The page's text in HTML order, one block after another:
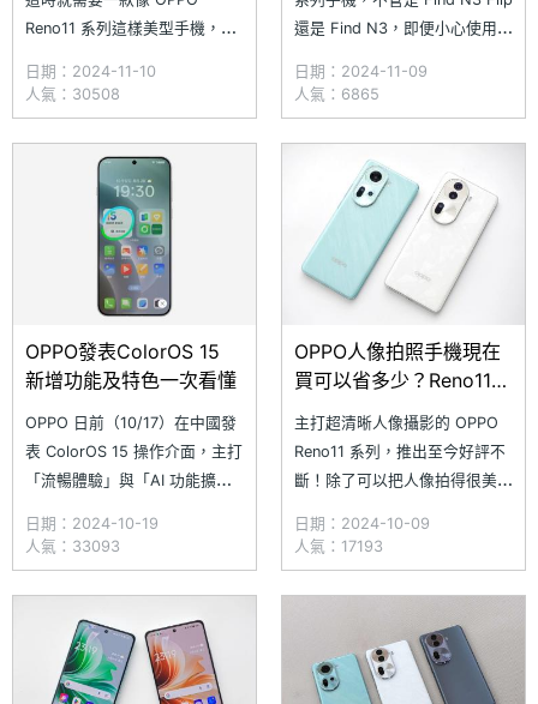
Reno11 系列這樣美型手機，讓
Reno11 5G 和 Reno11 Pro 5G
配備 3,200 萬畫素人像鏡頭，
輕鬆拍出媲美單眼相機的人像質
感；全系列更搭載 3,200 萬畫
素前置鏡頭，隨手捕捉與好友的
日期：2024-11-10
人氣：30508
還是 Find N3，即便小心使用，
或是電池續航力逐漸下降。與其
花費高額費用到原廠維修，還不
如考慮到 SOGI 合作的維修店家
更換螢幕或電池，既實惠又方
便！那麼 OPPO Find N 系
日期：2024-11-09
人氣：6865
OPPO發表ColorOS 15
新增功能及特色一次看懂
OPPO 日前（10/17）在中國發
表 ColorOS 15 操作介面，主打
「流暢體驗」與「AI 功能擴
賴於極光引擎、潮汐引擎等自研
架構，打造出滑順且省電的使用
感受；搭配「自然光影」設計語
言，提供新設計圖示與解鎖介
面。同步將 AI 技術導入小布助
手，提供一拍即知、一圈即問
日期：2024-10-19
人氣：33093
OPPO人像拍照手機現在
買可以省多少？Reno11
Pro通路最低價格一次看
(2024.10)
主打超清晰人像攝影的 OPPO
Reno11 系列，推出至今好評不
斷！除了可以把人像拍得很美之
少人關注的重點。目前 OPPO
Reno11 系列手機還在持續降價
中，價格也來到非常好入手的甜
蜜點。究竟 OPPO Reno11 系列
手機目前通路最低價格如何？哪
裡買會比較划算？
日期：2024-10-09
人氣：17193